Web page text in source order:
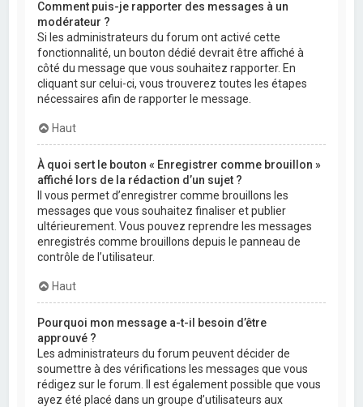
Comment puis-je rapporter des messages à un
modérateur ?
Si les administrateurs du forum ont activé cette
fonctionnalité, un bouton dédié devrait être affiché à
côté du message que vous souhaitez rapporter. En
cliquant sur celui-ci, vous trouverez toutes les étapes
nécessaires afin de rapporter le message.
Haut
À quoi sert le bouton « Enregistrer comme brouillon »
affiché lors de la rédaction d’un sujet ?
Il vous permet d’enregistrer comme brouillons les
messages que vous souhaitez finaliser et publier
ultérieurement. Vous pouvez reprendre les messages
enregistrés comme brouillons depuis le panneau de
contrôle de l’utilisateur.
Haut
Pourquoi mon message a-t-il besoin d’être
approuvé ?
Les administrateurs du forum peuvent décider de
soumettre à des vérifications les messages que vous
rédigez sur le forum. Il est également possible que vous
ayez été placé dans un groupe d’utilisateurs aux